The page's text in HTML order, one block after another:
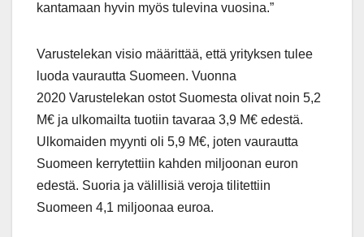
kantamaan hyvin myös tulevina vuosina.”
Varustelekan visio määrittää, että yrityksen tulee
luoda vaurautta Suomeen. Vuonna
2020 Varustelekan ostot Suomesta olivat noin 5,2
M€ ja ulkomailta tuotiin tavaraa 3,9 M€ edestä.
Ulkomaiden myynti oli 5,9 M€, joten vaurautta
Suomeen kerrytettiin kahden miljoonan euron
edestä. Suoria ja välillisiä veroja tilitettiin
Suomeen 4,1 miljoonaa euroa.